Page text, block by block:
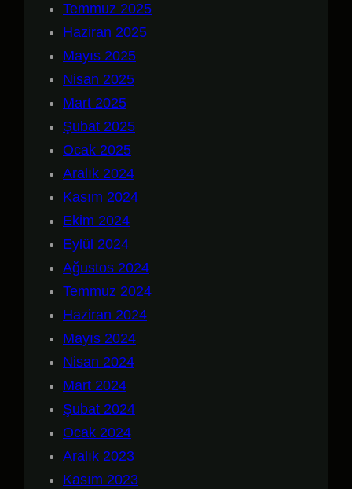
Temmuz 2025
Haziran 2025
Mayıs 2025
Nisan 2025
Mart 2025
Şubat 2025
Ocak 2025
Aralık 2024
Kasım 2024
Ekim 2024
Eylül 2024
Ağustos 2024
Temmuz 2024
Haziran 2024
Mayıs 2024
Nisan 2024
Mart 2024
Şubat 2024
Ocak 2024
Aralık 2023
Kasım 2023